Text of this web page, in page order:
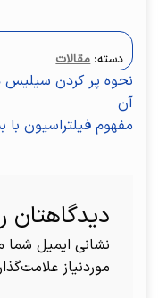
دسته:مقالات
راهبری
نوشته
نوشتهٔ
قبلی:
نحوه پر کردن
آن
نوشتهٔ
مفهوم فیلتراسیون با
دیدگاهتان
نشانی ایمیل
موردنیاز